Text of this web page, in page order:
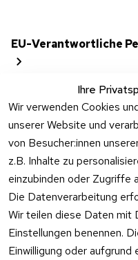
EU-Verantwortliche
Ihre
Wir verwenden Cookies
unserer Website und
von Besucher:innen
z.B. Inhalte zu
einzubinden oder Zugriffe
Die Datenverarbeitung
Wir teilen diese Daten mit
Einstellungen benennen.
Einwilligung oder
Rechtliches
AGB
Impressum
Kontakt
Kontakt